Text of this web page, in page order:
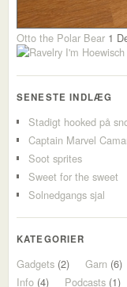
Otto the Polar Bear 1
I'm
SENESTE INDLÆG
Stadigt hooked på
Captain Marvel
Soot sprites
Sweet for the sweet
Solnedgangs sjal
KATEGORIER
Gadgets (2) Garn (6)
Info (4) Podcasts (1)